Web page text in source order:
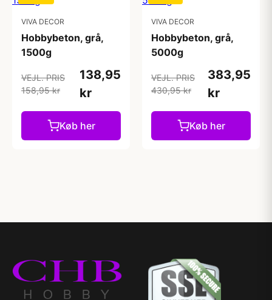
VIVA DECOR
Hobbybeton, grå,
1500g
VEJL. PRIS
158,95 kr
138,95
kr
Køb her
VIVA DECOR
Hobbybeton, grå,
5000g
VEJL. PRIS
430,95 kr
383,95
kr
Køb her